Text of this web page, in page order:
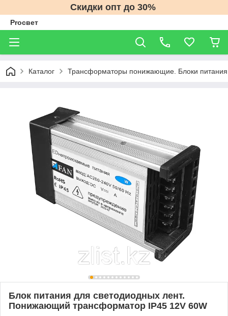
Скидки опт до 30%
Proсвет
Каталог Трансформаторы понижающие. Блоки
Блок питания для светодиодных лент.
Понижающий трансформатор IP45 12V 60W